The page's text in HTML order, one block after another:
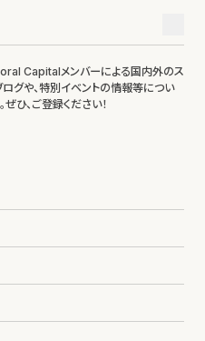
Capitalメンバーによる国内外のス
グや、特別イベントの情報等につい
ひ、ご登録ください！